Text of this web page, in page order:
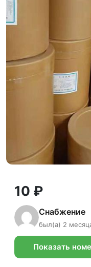
10 ₽
Снабжение
был(а) 2
Показать